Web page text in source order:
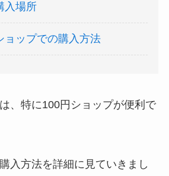
入場所
ョップでの購入方法
、特に100円ショップが便利で
入方法を詳細に見ていきまし